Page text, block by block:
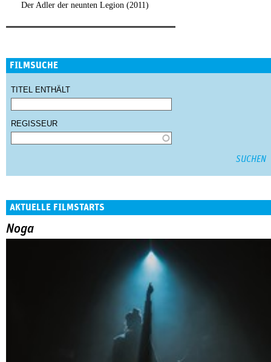
Der Adler der neunten Legion (2011)
FILMSUCHE
TITEL ENTHÄLT
REGISSEUR
AKTUELLE FILMSTARTS
Noga